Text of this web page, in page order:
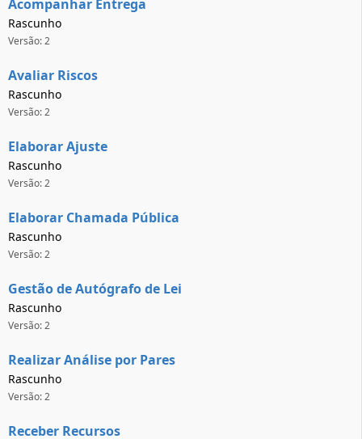
Acompanhar Entrega
Rascunho
Versão: 2
Avaliar Riscos
Rascunho
Versão: 2
Elaborar Ajuste
Rascunho
Versão: 2
Elaborar Chamada Pública
Rascunho
Versão: 2
Gestão de Autógrafo de Lei
Rascunho
Versão: 2
Realizar Análise por Pares
Rascunho
Versão: 2
Receber Recursos